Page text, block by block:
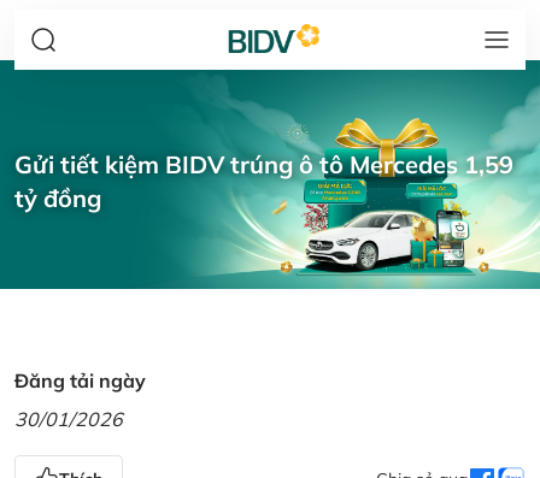
Gửi tiết kiệm BIDV trúng ô tô Mercedes 1,59
tỷ đồng
Đăng tải ngày
30/01/2026